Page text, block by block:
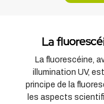
La
La fluorescéine,
illumination UV,
principe de la
les aspects